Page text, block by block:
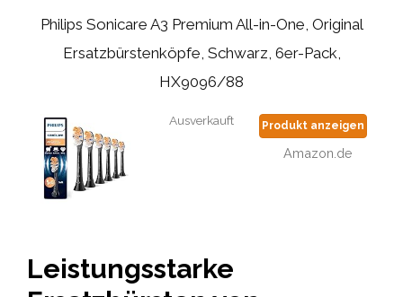
Philips Sonicare A3 Premium All-in-One, Original
Ersatzbürstenköpfe, Schwarz, 6er-Pack,
HX9096/88
Ausverkauft Produkt anzeigen
Amazon.de
Leistungsstarke